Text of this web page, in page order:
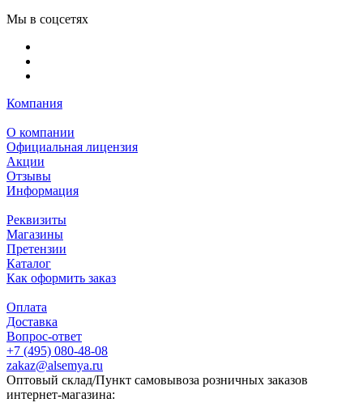
Мы в соцсетях
Компания
О компании
Официальная лицензия
Акции
Отзывы
Информация
Реквизиты
Магазины
Претензии
Каталог
Как оформить заказ
Оплата
Доставка
Вопрос-ответ
+7 (495) 080-48-08
zakaz@alsemya.ru
Оптовый склад/Пункт самовывоза розничных заказов
интернет-магазина: